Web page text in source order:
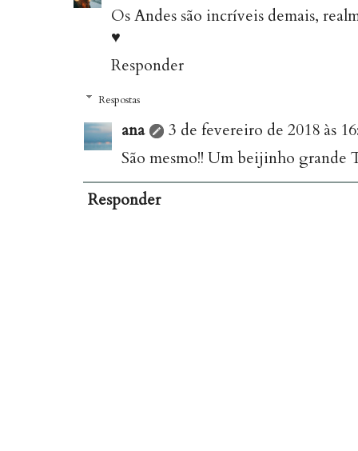
Os Andes são incríveis demais,
♥
Responder
Respostas
ana
3 de fevereiro de 2018 às
São mesmo!! Um beijinho grande
Responder